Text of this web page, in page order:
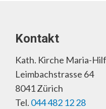
Kontakt
Kath. Kirche Maria-Hilf
Leimbachstrasse 64
8041 Zürich
Tel. 044 482 12 28